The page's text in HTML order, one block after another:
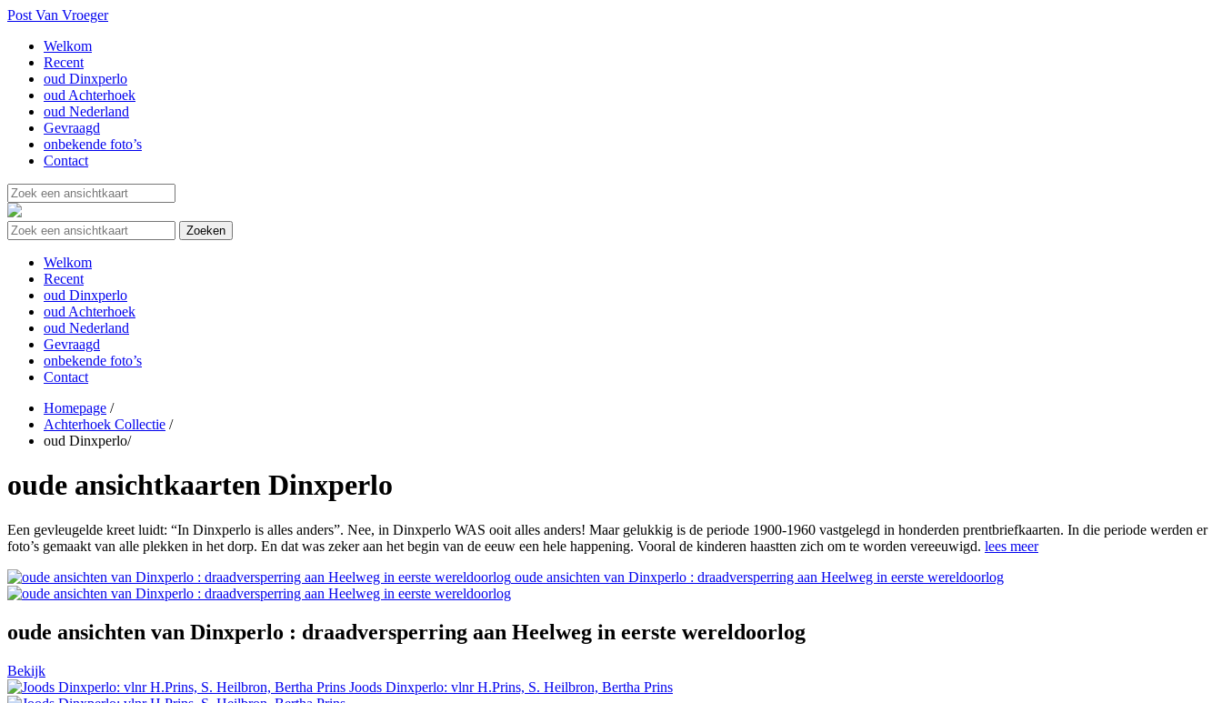
Post Van Vroeger
Welkom
Recent
oud Dinxperlo
oud Achterhoek
oud Nederland
Gevraagd
onbekende foto’s
Contact
Welkom
Recent
oud Dinxperlo
oud Achterhoek
oud Nederland
Gevraagd
onbekende foto’s
Contact
Homepage /
Achterhoek Collectie /
oud Dinxperlo/
oude ansichtkaarten Dinxperlo
Een gevleugelde kreet luidt: “In Dinxperlo is alles anders”. Nee, in Dinxperlo WAS ooit alles anders! Maar gelukkig is de periode 1900-1960 vastgelegd in honderden prentbriefkaarten. In die periode werden er
foto’s gemaakt van alle plekken in het dorp. En dat was zeker aan het begin van de eeuw een hele happening. Vooral de kinderen haastten zich om te worden vereeuwigd. lees meer
oude ansichten van Dinxperlo : draadversperring aan Heelweg in eerste wereldoorlog
oude ansichten van Dinxperlo : draadversperring aan Heelweg in eerste wereldoorlog
Bekijk
Joods Dinxperlo: vlnr H.Prins, S. Heilbron, Bertha Prins